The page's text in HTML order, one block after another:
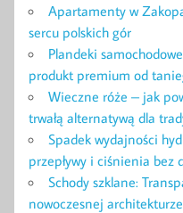
Apartamenty w
sercu polskich gór
Plandeki
produkt premium od
Wieczne róże – jak
trwałą alternatywą dla
Spadek wydajności
przepływy i ciśnienia bez
Schody szklane:
nowoczesnej architekturze